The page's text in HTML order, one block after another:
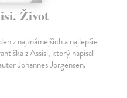
Život
z najznámejších a najlepšie
z Assisi, ktorý napísal –
Johannes Jorgensen.